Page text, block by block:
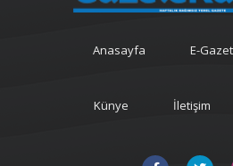
Anasayfa E-
Künye İletişim